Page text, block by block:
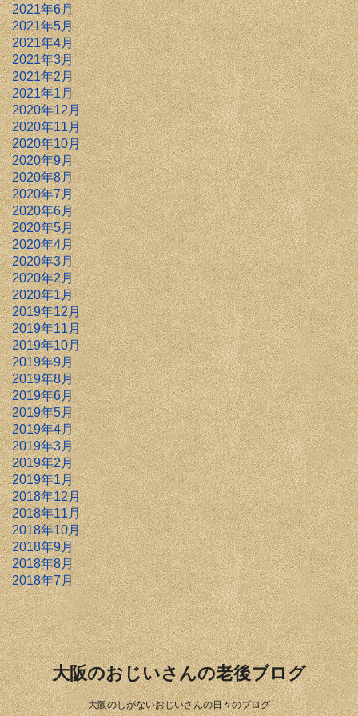
2021年6月
2021年5月
2021年4月
2021年3月
2021年2月
2021年1月
2020年12月
2020年11月
2020年10月
2020年9月
2020年8月
2020年7月
2020年6月
2020年5月
2020年4月
2020年3月
2020年2月
2020年1月
2019年12月
2019年11月
2019年10月
2019年9月
2019年8月
2019年6月
2019年5月
2019年4月
2019年3月
2019年2月
2019年1月
2018年12月
2018年11月
2018年10月
2018年9月
2018年8月
2018年7月
大阪のおじいさんの老後ブログ
大阪のしがないおじいさんの日々のブログ